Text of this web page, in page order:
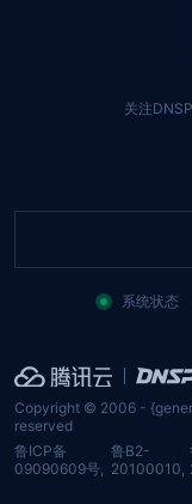
关注
Copyright © 2006 -
reserved
鲁ICP备
09090609号,
鲁B2-
20100010,
系统状态